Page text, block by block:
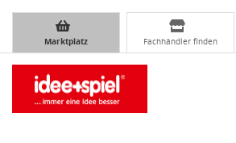
Marktplatz Fachhändler finden